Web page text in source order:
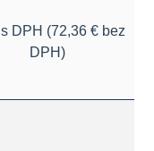
s DPH (72,36 € bez
DPH)